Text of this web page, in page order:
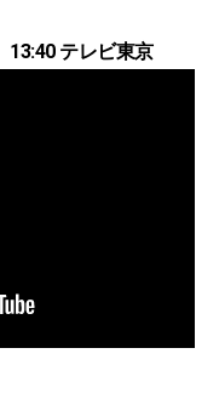
13:40 テレビ東京